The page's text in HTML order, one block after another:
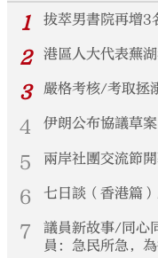
1
拔萃男書院再增3
2 港區人大代表蕪
3 嚴格考核/考取拯
4 伊朗公布協議草
5 兩岸社團交流節
6 七日談（香港篇
7
議員新故事/同心
員：急民所急，